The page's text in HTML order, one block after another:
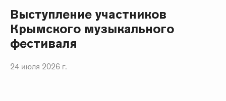
Выступление участников
Крымского музыкального
фестиваля
24 июля 2026 г.